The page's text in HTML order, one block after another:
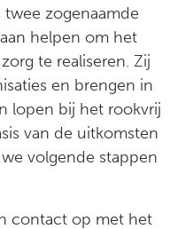
zogenaamde
helpen om het
te realiseren. Zij
en brengen in
lopen bij het rookvrij
van de uitkomsten
volgende stappen
contact op met het